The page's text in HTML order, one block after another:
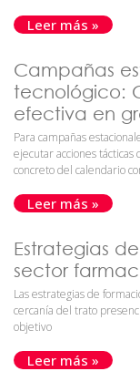
Leer más »
Campañas
tecnológico:
efectiva en
Para campañas
ejecutar acciones
concreto del calendario
Leer más »
Estrategias
sector
Las estrategias de
cercanía del trato
objetivo
Leer más »